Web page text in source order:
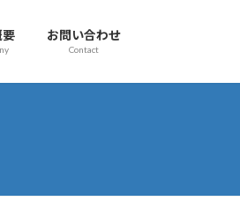
要 お問い合わせ
Contact